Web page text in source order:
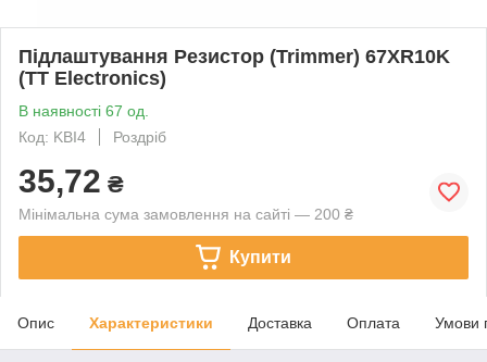
Підлаштування Резистор (Trimmer) 67XR10K
(TT Electronics)
В наявності 67 од.
Код: KBI4
Роздріб
35,72 ₴
Мінімальна сума замовлення на сайті — 200 ₴
Купити
Опис Характеристики Доставка Оплата Умови